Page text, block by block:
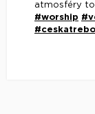
atmosféry
#worship